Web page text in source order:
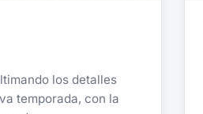
los detalles
temporada, con la